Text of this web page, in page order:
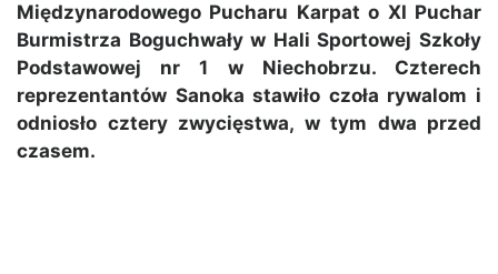
Międzynarodowego Pucharu Karpat o XI Puchar
Burmistrza Boguchwały w Hali Sportowej Szkoły
Podstawowej nr 1 w Niechobrzu. Czterech
reprezentantów Sanoka stawiło czoła rywalom i
odniosło cztery zwycięstwa, w tym dwa przed
czasem.